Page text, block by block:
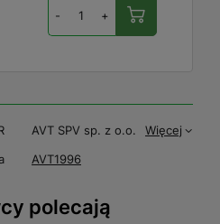
- +
AVT SPV sp. z o.o.
Więcej
AVT1996
polecają